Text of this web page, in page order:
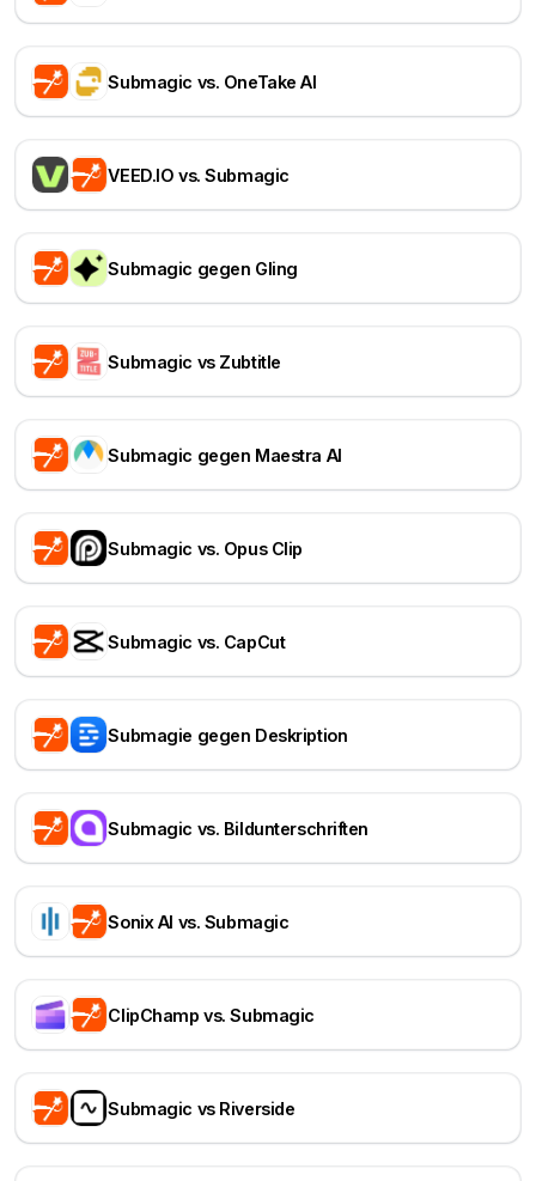
Submagic vs. OneTake AI
VEED.IO vs. Submagic
Submagic gegen Gling
Submagic vs Zubtitle
Submagic gegen Maestra AI
Submagic vs. Opus Clip
Submagic vs. CapCut
Submagie gegen Deskription
Submagic vs. Bildunterschriften
Sonix AI vs. Submagic
ClipChamp vs. Submagic
Submagic vs Riverside